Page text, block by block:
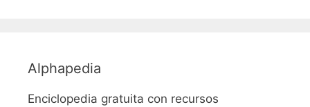
Alphapedia
Enciclopedia gratuita con recursos